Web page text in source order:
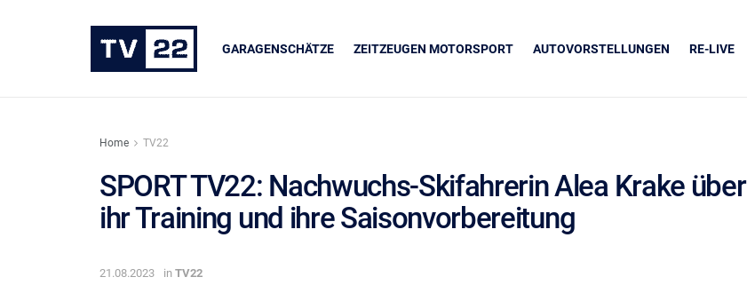
GARAGENSCHÄTZE ZEITZEUGEN MOTORSPORT AUTOVORSTELLUNGEN RE-LIVE
Home TV22
SPORT TV22: Nachwuchs-Skifahrerin Alea Krake über
ihr Training und ihre Saisonvorbereitung
21.08.2023 in TV22